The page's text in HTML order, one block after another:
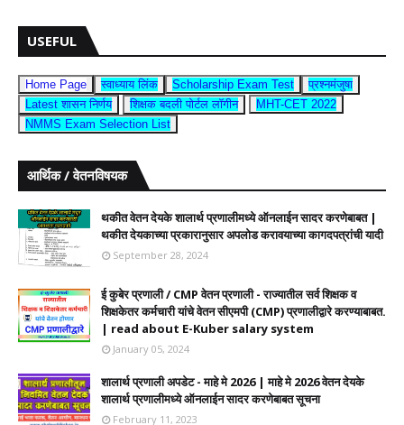
USEFUL
Home Page स्वाध्याय लिंक Scholarship Exam Test
प्रश्नमंजुषा
Latest शासन निर्णय
शिक्षक बदली पोर्टल लॉगीन
MHT-CET 2022
NMMS Exam Selection List
आर्थिक / वेतनविषयक
थकीत वेतन देयके शालार्थ प्रणालीमध्ये ऑनलाईन सादर करणेबाबत |
थकीत देयकाच्या प्रकारानुसार अपलोड करावयाच्या कागदपत्रांची यादी
September 28, 2024
ई कुबेर प्रणाली / CMP वेतन प्रणाली - राज्यातील सर्व शिक्षक व
शिक्षकेतर कर्मचारी यांचे वेतन सीएमपी (CMP) प्रणालीद्वारे करण्याबाबत.
| read about E-Kuber salary system
January 05, 2024
शालार्थ प्रणाली अपडेट - माहे मे 2026 | माहे मे 2026 वेतन देयके
शालार्थ प्रणालीमध्ये ऑनलाईन सादर करणेबाबत सूचना
February 11, 2023